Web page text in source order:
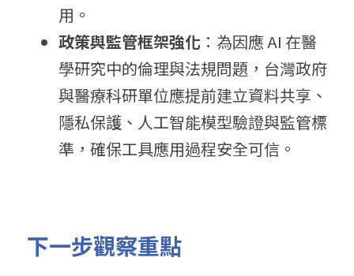
用。
政策與監管框架強化 ：為因應 AI 在醫
學研究中的倫理與法規問題，台灣政府
與醫療科研單位應提前建立資料共享、
隱私保護、人工智能模型驗證與監管標
準，確保工具應用過程安全可信。
下一步觀察重點